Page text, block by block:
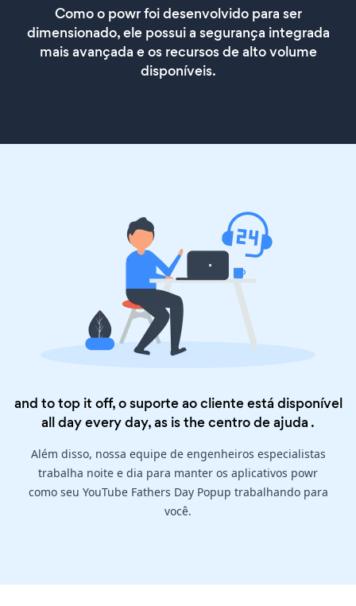
Como o powr foi desenvolvido para ser
dimensionado, ele possui a segurança integrada
mais avançada e os recursos de alto volume
disponíveis.
and to top it off, o suporte ao cliente está disponível
all day every day, as is thecentro de ajuda .
Além disso, nossa equipe de engenheiros especialistas
trabalha noite e dia para manter os aplicativos powr
como seu YouTube Fathers Day Popup trabalhando para
você.